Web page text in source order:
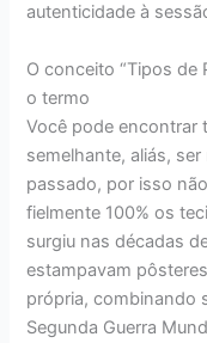
autenticidade à
O conceito “Tipos de
o termo
Você pode encontrar
semelhante, aliás,
passado, por isso
fielmente 100% os
surgiu nas décadas
estampavam
própria, combinando
Segunda Guerra